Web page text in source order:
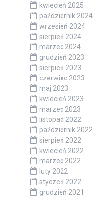
kwiecień 2025
październik 2024
wrzesień 2024
sierpień 2024
marzec 2024
grudzień 2023
sierpień 2023
czerwiec 2023
maj 2023
kwiecień 2023
marzec 2023
listopad 2022
październik 2022
sierpień 2022
kwiecień 2022
marzec 2022
luty 2022
styczeń 2022
grudzień 2021